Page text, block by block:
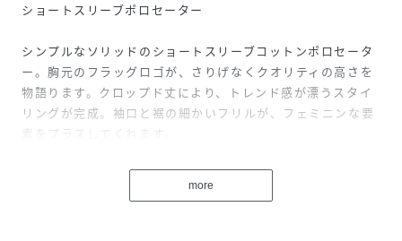
ショートスリーブポロセーター
シンプルなソリッドのショートスリーブコットンポロセータ
ー。胸元のフラッグロゴが、さりげなくクオリティの高さを
物語ります。クロップド丈により、トレンド感が漂うスタイ
リングが完成。袖口と裾の細かいフリルが、フェミニンな要
素をプラスしてくれます。
XS：着丈43.0cm 身幅36.0cm 肩幅33.0cm 袖丈21.0cm
more